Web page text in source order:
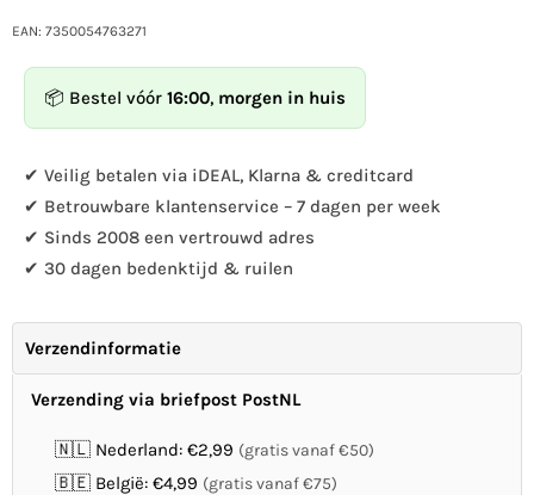
voor
Vlaamse
Gaai
voor
Vlaamse
Gaai
EAN: 7350054763271
📦 Bestel vóór 16:00, morgen in huis
✔ Veilig betalen via iDEAL, Klarna & creditcard
✔ Betrouwbare klantenservice – 7 dagen per week
✔ Sinds 2008 een vertrouwd adres
✔ 30 dagen bedenktijd & ruilen
Verzendinformatie
Verzending via briefpost PostNL
🇳🇱 Nederland: €2,99 (gratis vanaf €50)
🇧🇪 België: €4,99 (gratis vanaf €75)